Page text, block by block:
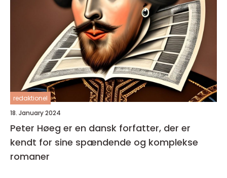
redaktionel
18. January 2024
Peter Høeg er en dansk forfatter, der er
kendt for sine spændende og komplekse
romaner